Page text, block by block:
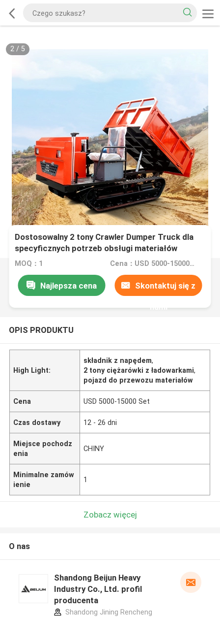
2/ 5
Dostosowalny 2 tony Crawler Dumper Truck dla
specyficznych potrzeb obsługi materiałów
MOQ：1 Cena：USD 5000-15000 Set
Najlepsza cena Skontaktuj się z
nami
OPIS PRODUKTU
High Light:
składnik z napędem,
2 tony ciężarówki z ładowarkami,
pojazd do przewozu materiałów
Cena USD 5000-15000 Set
Czas dostawy 12 - 26 dni
Miejsce pochodz
enia
CHINY
Minimalne zamów
ienie
1
Zobacz więcej
O nas
Shandong Beijun Heavy
Industry Co., Ltd. profil
producenta
Shandong Jining Rencheng